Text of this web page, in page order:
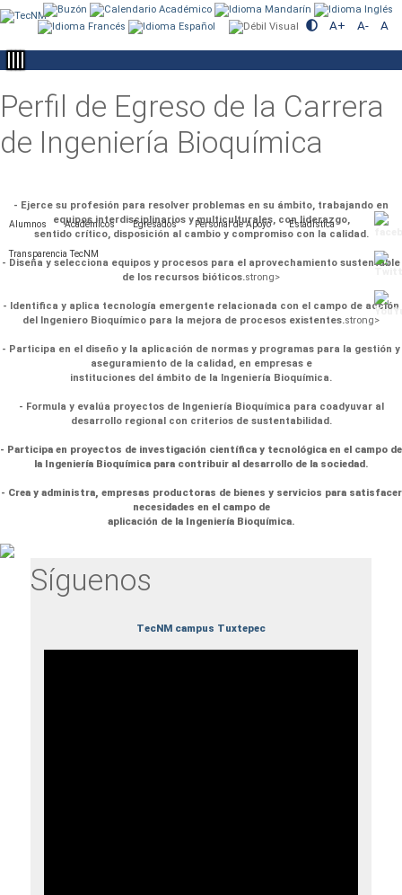
Alumnos Académicos Egresados Personal de Apoyo Estadística
Transparencia TecNM
A+ A- A
Perfil de Egreso de la Carrera
de Ingeniería Bioquímica
- Ejerce su profesión para resolver problemas en su ámbito, trabajando en
equipos interdisciplinarios y multiculturales, con liderazgo,
sentido crítico, disposición al cambio y compromiso con la calidad.
- Diseña y selecciona equipos y procesos para el aprovechamiento sustentable
de los recursos bióticos.strong>
- Identifica y aplica tecnología emergente relacionada con el campo de acción
del Ingeniero Bioquímico para la mejora de procesos existentes.strong>
- Participa en el diseño y la aplicación de normas y programas para la gestión y
aseguramiento de la calidad, en empresas e
instituciones del ámbito de la Ingeniería Bioquímica.
- Formula y evalúa proyectos de Ingeniería Bioquímica para coadyuvar al
desarrollo regional con criterios de sustentabilidad.
- Participa en proyectos de investigación científica y tecnológica en el campo de
la Ingeniería Bioquímica para contribuir al desarrollo de la sociedad.
- Crea y administra, empresas productoras de bienes y servicios para satisfacer
necesidades en el campo de
aplicación de la Ingeniería Bioquímica.
Síguenos
TecNM campus Tuxtepec